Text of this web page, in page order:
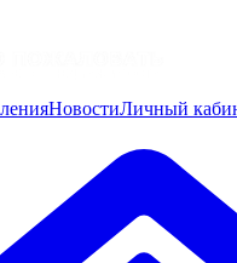
НовостиЛичный